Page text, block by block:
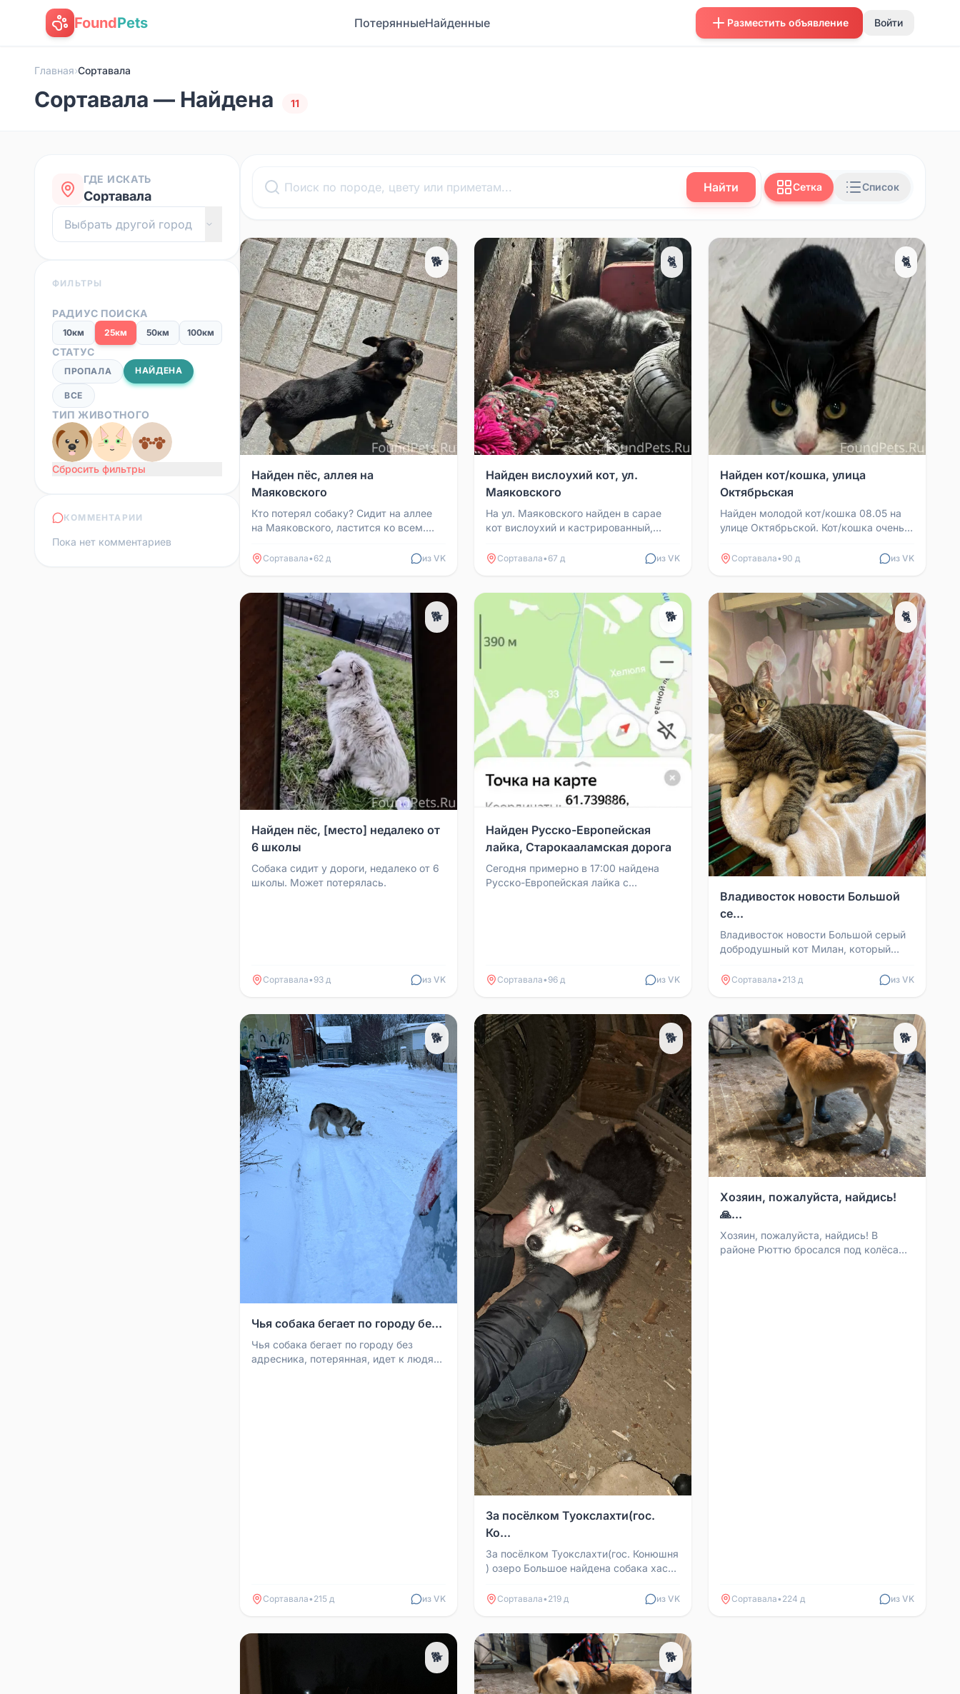
FoundPets ПотерянныеНайденные Разместить объявление Войти
Главная›Сортавала
Сортавала — Найдена 11
ГДЕ ИСКАТЬ
Сортавала
ФИЛЬТРЫ
РАДИУС ПОИСКА
10км 25км 50км 100км
СТАТУС
ПРОПАЛА НАЙДЕНА
ВСЕ
ТИП ЖИВОТНОГО
Сбросить фильтры
КОММЕНТАРИИ
Пока нет комментариев
Найти Сетка Список
🐕
Найден пёс, аллея на
Маяковского
Кто потерял собаку? Сидит на аллее
на Маяковского, ластится ко всем.
Сортавала•62 д из VK
🐈
Найден вислоухий кот, ул.
Маяковского
На ул. Маяковского найден в сарае
кот вислоухий и кастрированный,
Сортавала•67 д из VK
🐈
Найден кот/кошка, улица
Октябрьская
Найден молодой кот/кошка 08.05 на
улице Октябрьской. Кот/кошка очень
руки и мурлыче...
Сортавала• 90 д из VK
🐕
Найден пёс, [место] недалеко от
6 школы
Собака сидит у дороги, недалеко от 6
школы. Может потерялась.
Сортавала• 93 д из VK
🐕
Найден Русско-Европейская
лайка, Старокааламская дорога
Сегодня примерно в 17:00 найдена
Русско-Европейская лайка с
Сортавала• 96 д из VK
🐈
Владивосток новости Большой
се...
Владивосток новости Большой серый
добродушный кот Милан, который
почти всю Россию и про...
Сортавала• 213 д из VK
🐕
Чья собака бегает по городу бе...
Чья собака бегает по городу без
адресника, потерянная, идет к людям,
Сортавала• 215 д из VK
🐕
За посёлком Туокслахти(гос.
Ко...
За посёлком Туокслахти(гос. Конюшня
) озеро Большое найдена собака хаски
Сортавала• 219 д из VK
🐕
Хозяин, пожалуйста, найдись!
🙏...
Хозяин, пожалуйста, найдись! В
районе Рюттю бросался под колёса
Сортавала• 224 д из VK
🐕 🐕